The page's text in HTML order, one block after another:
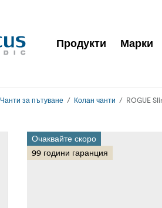
Продукти Марки
Чанти за пътуване Колан чанти ROGUE
Очаквайте скоро
99 години гаранция